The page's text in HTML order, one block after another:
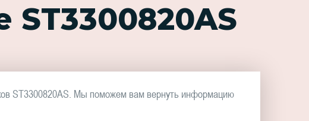
ST3300820AS
ST3300820AS. Мы поможем вам вернуть информацию